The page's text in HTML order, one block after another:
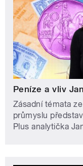
Peníze a vliv
Zásadní témata
průmyslu
Plus analytička